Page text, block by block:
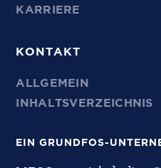
KARRIERE
KONTAKT
ALLGEMEIN
INHALTSVERZEICHNIS
EIN GRUNDFOS-